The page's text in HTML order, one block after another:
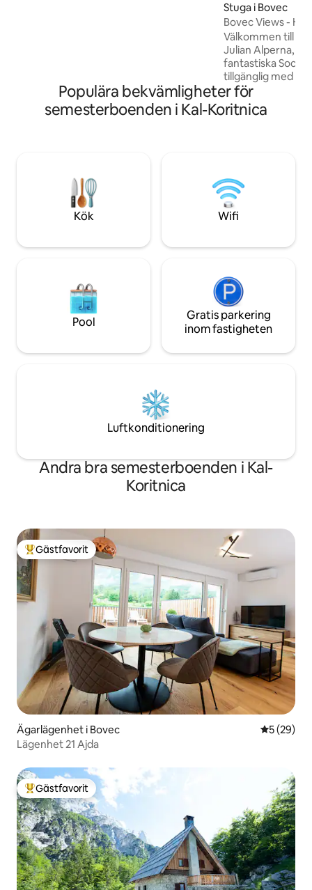
Stuga i Bovec
Bovec Views -
Välkommen till
Julian Alperna,
fantastiska Soca
tillgänglig med
minuters
Njut av ett
grill, öppen spis
River ligger bara
Din alpina flykt
Populära bekvämligheter för
semesterboenden i Kal-Koritnica
Kök Wifi
Pool
Gratis parkering
inom fastigheten
Luftkonditionering
Andra bra semesterboenden i Kal-
Koritnica
Populär gästfavorit
Gästfavorit
Ägarlägenhet i Bovec 5 av 5 i
5 (29)
Lägenhet 21 Ajda
Populär gästfavorit
Gästfavorit